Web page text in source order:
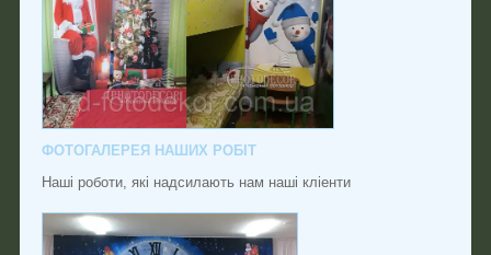
ФОТОГАЛЕРЕЯ НАШИХ РОБІТ
Наші роботи, які надсилають нам наші кліенти